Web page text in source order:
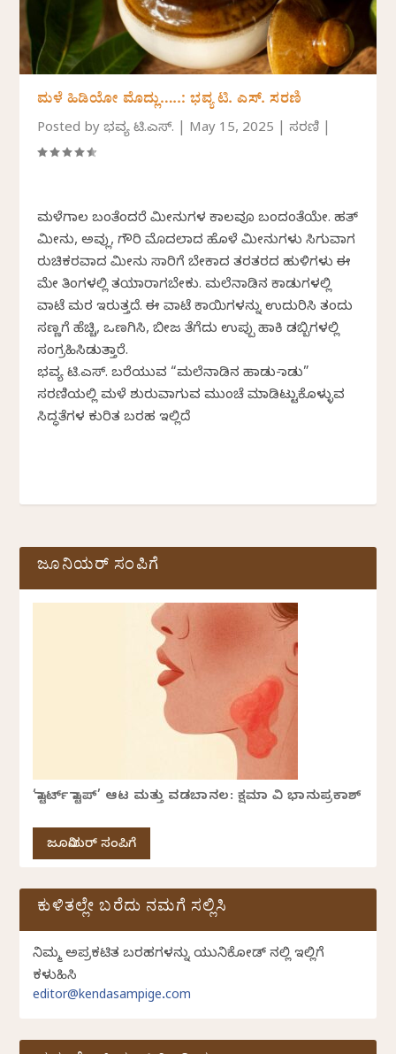
ಮಳೆ ಹಿಡಿಯೋ ಮೊದ್ಲು…..: ಭವ್ಯ ಟಿ‌. ಎಸ್. ಸರಣಿ
Posted byಭವ್ಯ ಟಿ.ಎಸ್. May 15, 2025 |ಸರಣಿ
ಮಳೆಗಾಲ ಬಂತೆಂದರೆ ಮೀನುಗಳ ಕಾಲವೂ ಬಂದಂತೆಯೇ. ಹತ್
ಮೀನು, ಅವ್ಲು, ಗೌರಿ ಮೊದಲಾದ ಹೊಳೆ ಮೀನುಗಳು ಸಿಗುವಾಗ
ರುಚಿಕರವಾದ ಮೀನು ಸಾರಿಗೆ ಬೇಕಾದ ತರತರದ ಹುಳಿಗಳು ಈ
ಮೇ ತಿಂಗಳಲ್ಲಿ ತಯಾರಾಗಬೇಕು. ಮಲೆನಾಡಿನ ಕಾಡುಗಳಲ್ಲಿ
ವಾಟೆ ಮರ ಇರುತ್ತದೆ. ಈ ವಾಟೆ ಕಾಯಿಗಳನ್ನು ಉದುರಿಸಿ ತಂದು
ಸಣ್ಣಗೆ ಹೆಚ್ಚಿ, ಒಣಗಿಸಿ, ಬೀಜ ತೆಗೆದು ಉಪ್ಪು ಹಾಕಿ ಡಬ್ಬಿಗಳಲ್ಲಿ
ಸಂಗ್ರಹಿಸಿಡುತ್ತಾರೆ.
ಭವ್ಯ ಟಿ.ಎಸ್. ಬರೆಯುವ “ಮಲೆನಾಡಿನ ಹಾಡು-ಪಾಡು”
ಸರಣಿಯಲ್ಲಿ ಮಳೆ ಶುರುವಾಗುವ ಮುಂಚೆ ಮಾಡಿಟ್ಟುಕೊಳ್ಳುವ
ಸಿದ್ಧತೆಗಳ ಕುರಿತ ಬರಹ ಇಲ್ಲಿದೆ
ಜೂನಿಯರ್ ಸಂಪಿಗೆ
‘ಸ್ಟಾರ್ಟ್ ಸ್ಟಾಪ್’ ಆಟ ಮತ್ತು ವಡಬಾನಲ: ಕ್ಷಮಾ ವಿ ಭಾನುಪ್ರಕಾಶ್
ಜೂನಿಯರ್ ಸಂಪಿಗೆ
ಕುಳಿತಲ್ಲೇ ಬರೆದು ನಮಗೆ ಸಲ್ಲಿಸಿ
ನಿಮ್ಮ ಅಪ್ರಕಟಿತ ಬರಹಗಳನ್ನು ಯುನಿಕೋಡ್ ನಲ್ಲಿ ಇಲ್ಲಿಗೆ
ಕಳುಹಿಸಿ
editor@kendasampige.com